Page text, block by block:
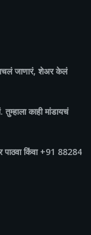
जाणारं, शेअर केलं
काही मांडायचं
किंवा +91 88284